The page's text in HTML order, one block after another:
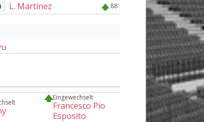
L. Martínez 88'
Eingewechselt
Francesco Pio
Esposito